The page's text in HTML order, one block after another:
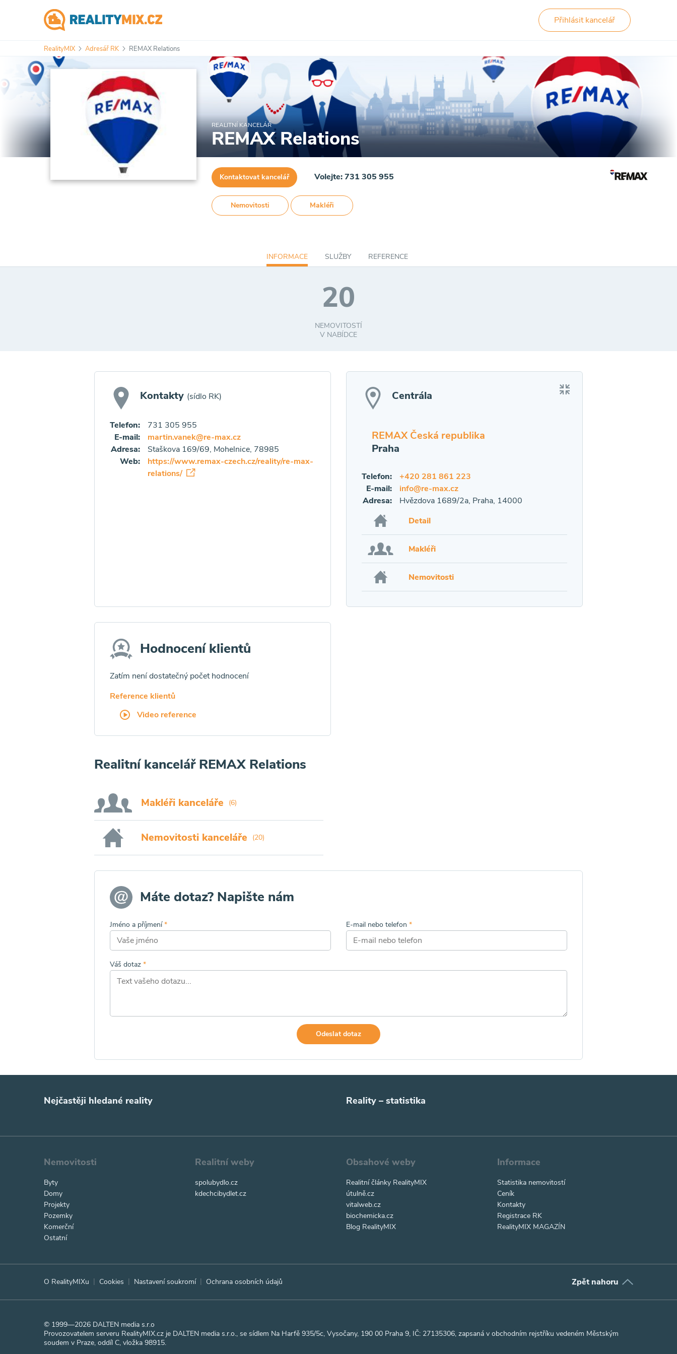
Přihlásit kancelář
RealityMIX Adresář RK REMAX Relations
REALITNÍ KANCELÁŘ
REMAX Relations
Kontaktovat kancelář Volejte: 731 305 955
Nemovitosti Makléři
INFORMACE SLUŽBY REFERENCE
20
NEMOVITOSTÍ
V NABÍDCE
Kontakty (sídlo RK)
Telefon:
731 305 955
E-mail:
martin.vanek@re-max.cz
Adresa:
Staškova 169/69, Mohelnice, 78985
Web:
https://www.remax-czech.cz/reality/re-max-
relations/
Centrála
REMAX Česká republika
Praha
Telefon:
+420 281 861 223
E-mail:
info@re-max.cz
Adresa:
Hvězdova 1689/2a, Praha, 14000
Detail
Makléři
Nemovitosti
Hodnocení klientů
Zatím není dostatečný počet hodnocení
Reference klientů
Video reference
Realitní kancelář REMAX Relations
Makléři kanceláře (6)
Nemovitosti kanceláře (20)
Máte dotaz? Napište nám
Jméno a příjmení* E-mail nebo telefon *
Váš dotaz *
Odeslat dotaz
Nejčastěji hledané reality Reality – statistika
Nemovitosti
Byty
Domy
Projekty
Pozemky
Komerční
Ostatní
Realitní weby
spolubydlo.cz
kdechcibydlet.cz
Obsahové weby
Realitní články RealityMIX
útulně.cz
vitalweb.cz
biochemicka.cz
Blog RealityMIX
Informace
Statistika nemovitostí
Ceník
Kontakty
Registrace RK
RealityMIX MAGAZÍN
O RealityMIXu Cookies Nastavení soukromí Ochrana osobních údajů Zpět nahoru
© 1999—2026 DALTEN media s.r.o
Provozovatelem serveru RealityMIX.cz je DALTEN media s.r.o., se sídlem Na Harfě 935/5c, Vysočany, 190 00 Praha 9, IČ: 27135306, zapsaná v obchodním rejstříku vedeném Městským
soudem v Praze, oddíl C, vložka 98915.